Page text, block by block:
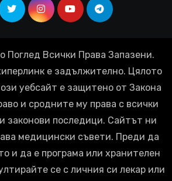
Поглед Всички Права Запазени.
е задължително. Цялото
уебсайт е защитено от Закона
и сродните му права с всички
законови последици. Сайтът ни
медицински съвети. Преди да
и да е програма или хранителен
се с личния си лекар или